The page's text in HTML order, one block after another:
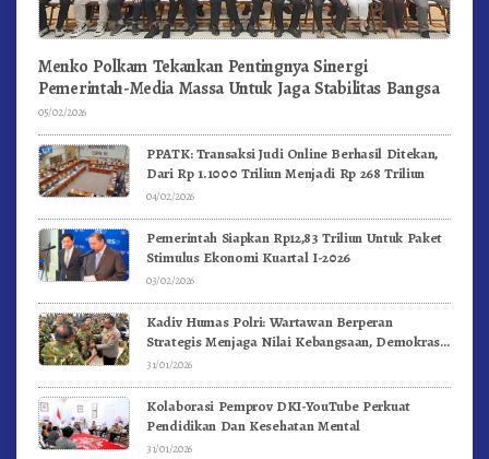
Menko Polkam Tekankan Pentingnya Sinergi
Pemerintah-Media Massa Untuk Jaga Stabilitas Bangsa
05/02/2026
PPATK: Transaksi Judi Online Berhasil Ditekan,
Dari Rp 1.1000 Triliun Menjadi Rp 268 Triliun
04/02/2026
Pemerintah Siapkan Rp12,83 Triliun Untuk Paket
Stimulus Ekonomi Kuartal I-2026
03/02/2026
Kadiv Humas Polri: Wartawan Berperan
Strategis Menjaga Nilai Kebangsaan, Demokrasi,
dan NKRI
31/01/2026
Kolaborasi Pemprov DKI-YouTube Perkuat
Pendidikan Dan Kesehatan Mental
31/01/2026